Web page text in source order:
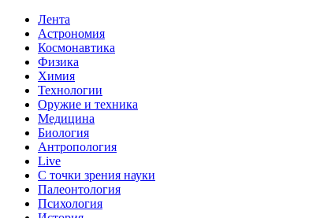
Лента
Астрономия
Космонавтика
Физика
Химия
Технологии
Оружие и техника
Медицина
Биология
Антропология
Live
С точки зрения науки
Палеонтология
Психология